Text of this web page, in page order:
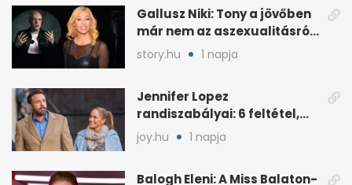
Gallusz Niki: Tony a jövőben
már nem az aszexualitásról
ír dalt
story.hu 1 napja
Jennifer Lopez
randiszabályai: 6 feltétel,
amit a párjától elvár
joy.hu 1 napja
Balogh Eleni: A Miss Balaton-